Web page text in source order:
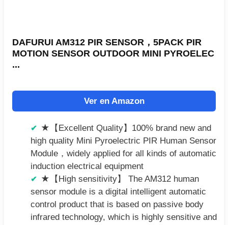
DAFURUI AM312 PIR SENSOR，5PACK PIR
MOTION SENSOR OUTDOOR MINI PYROELEC
...
Ver en Amazon
★【Excellent Quality】100% brand new and
high quality Mini Pyroelectric PIR Human Sensor
Module，widely applied for all kinds of automatic
induction electrical equipment
★【High sensitivity】 The AM312 human
sensor module is a digital intelligent automatic
control product that is based on passive body
infrared technology, which is highly sensitive and